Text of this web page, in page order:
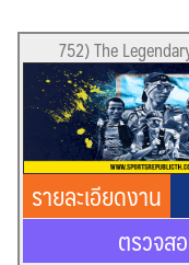
752) The
รายละเอียดงาน
ตรวจส